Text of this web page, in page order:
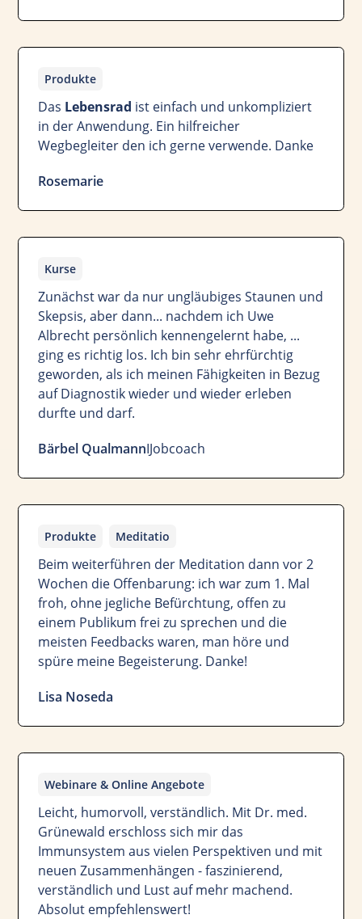
Produkte
Das Lebensrad ist einfach und unkompliziert
in der Anwendung. Ein hilfreicher
Wegbegleiter den ich gerne verwende. Danke
Rosemarie
Kurse
Zunächst war da nur ungläubiges Staunen und
Skepsis, aber dann... nachdem ich Uwe
Albrecht persönlich kennengelernt habe, ...
ging es richtig los. Ich bin sehr ehrfürchtig
geworden, als ich meinen Fähigkeiten in Bezug
auf Diagnostik wieder und wieder erleben
durfte und darf.
Bärbel QualmannIJobcoach
Produkte Meditatio
Beim weiterführen der Meditation dann vor 2
Wochen die Offenbarung: ich war zum 1. Mal
froh, ohne jegliche Befürchtung, offen zu
einem Publikum frei zu sprechen und die
meisten Feedbacks waren, man höre und
spüre meine Begeisterung. Danke!
Lisa Noseda
Webinare & Online Angebote
Leicht, humorvoll, verständlich. Mit Dr. med.
Grünewald erschloss sich mir das
Immunsystem aus vielen Perspektiven und mit
neuen Zusammenhängen - faszinierend,
verständlich und Lust auf mehr machend.
Absolut empfehlenswert!